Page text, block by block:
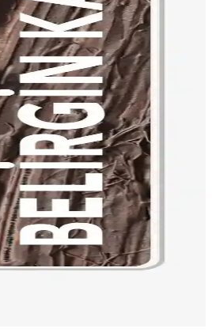
daha uygun? Öğrenin.
kolaylığı gibi detaylar